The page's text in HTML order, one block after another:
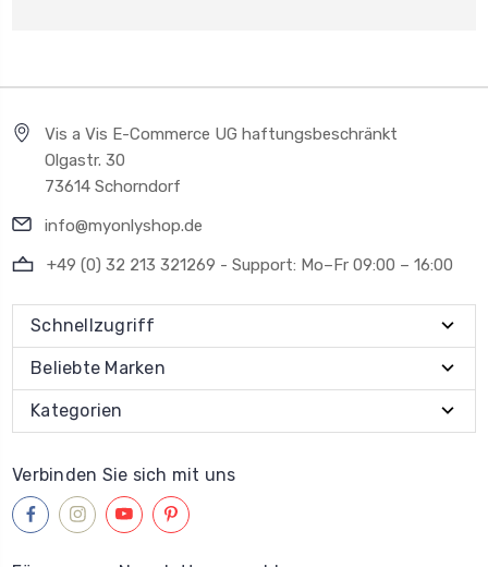
Vis a Vis E-Commerce UG haftungsbeschränkt
Olgastr. 30
73614 Schorndorf
info@myonlyshop.de
+49 (0) 32 213 321269 - Support: Mo–Fr 09:00 – 16:00
Schnellzugriff
Beliebte Marken
Kategorien
Verbinden Sie sich mit uns